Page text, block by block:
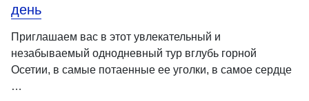
день
Приглашаем вас в этот увлекательный и
незабываемый однодневный тур вглубь горной
Осетии, в самые потаенные ее уголки, в самое сердце
…